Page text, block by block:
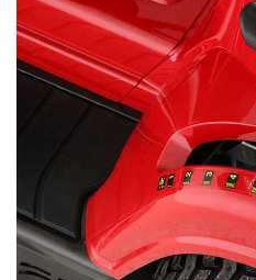
Oliviero
Olix
OMA
Omas
Ompagrill
Oriental Koshin
Outdoorchef